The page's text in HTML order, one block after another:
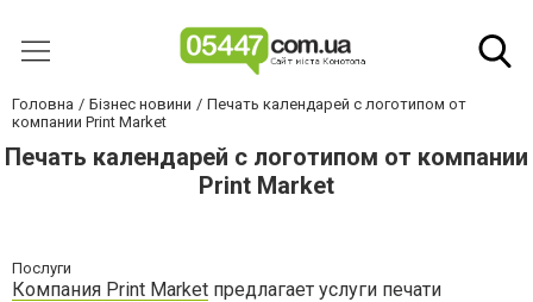
Головна Бізнес новини
Печать календарей с логотипом от
компании Print Market
Печать календарей с логотипом от компании
Print Market
Послуги
Компания Print Market предлагает услуги печати